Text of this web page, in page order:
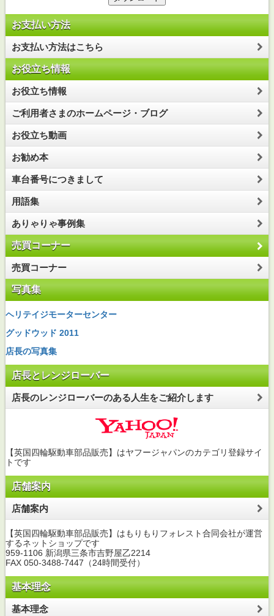
お支払い方法
お支払い方法はこちら
お役立ち情報
お役立ち情報
ご利用者さまのホームページ・ブログ
お役立ち動画
お勧め本
車台番号につきまして
用語集
ありゃりゃ事例集
売買コーナー
売買コーナー
写真集
ヘリテイジモーターセンター
グッドウッド 2011
店長の写真集
店長とレンジローバー
店長のレンジローバーのある人生をご紹介します
【英国四輪駆動車部品販売】はヤフージャパンのカテゴリ登録サイ
トです
店舗案内
店舗案内
【英国四輪駆動車部品販売】はもりもりフォレスト合同会社が運営
するネットショップです
959-1106 新潟県三条市吉野屋乙2214
FAX 050-3488-7447（24時間受付）
基本理念
基本理念